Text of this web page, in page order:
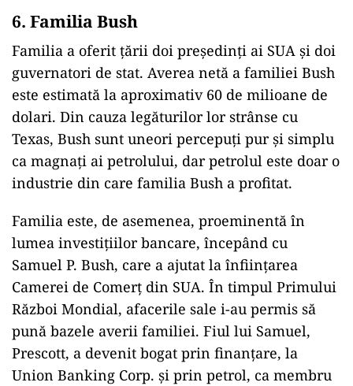
6. Familia Bush
Familia a oferit țării doi președinți ai SUA și doi
guvernatori de stat. Averea netă a familiei Bush
este estimată la aproximativ 60 de milioane de
dolari. Din cauza legăturilor lor strânse cu
Texas, Bush sunt uneori percepuți pur și simplu
ca magnați ai petrolului, dar petrolul este doar o
industrie din care familia Bush a profitat.
Familia este, de asemenea, proeminentă în
lumea investițiilor bancare, începând cu
Samuel P. Bush, care a ajutat la înființarea
Camerei de Comerț din SUA. În timpul Primului
Război Mondial, afacerile sale i-au permis să
pună bazele averii familiei. Fiul lui Samuel,
Prescott, a devenit bogat prin finanțare, la
Union Banking Corp. și prin petrol, ca membru